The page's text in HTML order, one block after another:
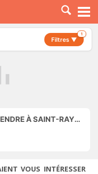
Filtres ▼
1
À SAINT-RAYMOND
VOUS INTÉRESSER